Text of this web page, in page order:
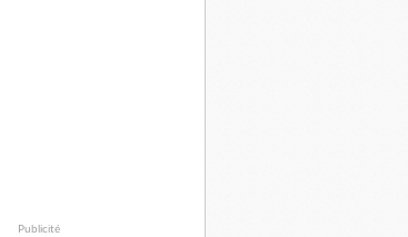
Publicité